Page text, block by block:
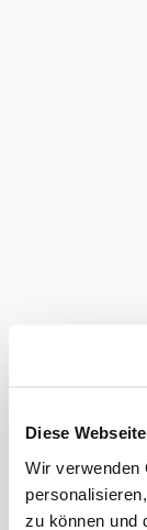
Diese
Wir verwenden
zu können und